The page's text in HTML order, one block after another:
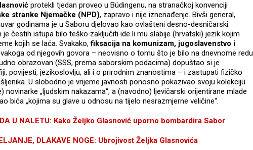
protekli tjedan proveo u Büdingenu, na stranačkoj konvenciji
stranke Njemačke (NPD), zapravo i nije iznenađenje. Bivši general,
godinama je u Saboru djelovao kao ovlašteni desno-desničarski
je čestih istupa bilo teško zaključiti ide li mu slabije (hrvatski) jezik kojim
kojih se laća. Svakako,fiksacija na komunizam, jugoslavenstvo i
od njegovih govora – neovisno o tomu što je bilo na dnevnome redu
obrazovan (SSS, prema saborskim podacima) dopuštao si je
povijesti, jezikoslovlju, ali i o prirodnim znanostima – i zastupati fizičko
U slobodno je vrijeme javnosti ponosno pokazivao svoju kolekciju
novinarke „ljudskim nakazama“, a (navodno) ljevičarski orijentirane mlade
bića „kojima su glave u odnosu na tijelo nesrazmjerne veličine“.
U NALETU: Kako Željko Glasnović uporno bombardira Sabor
DLAKAVE NOGE: Ubrojivost Željka Glasnovića